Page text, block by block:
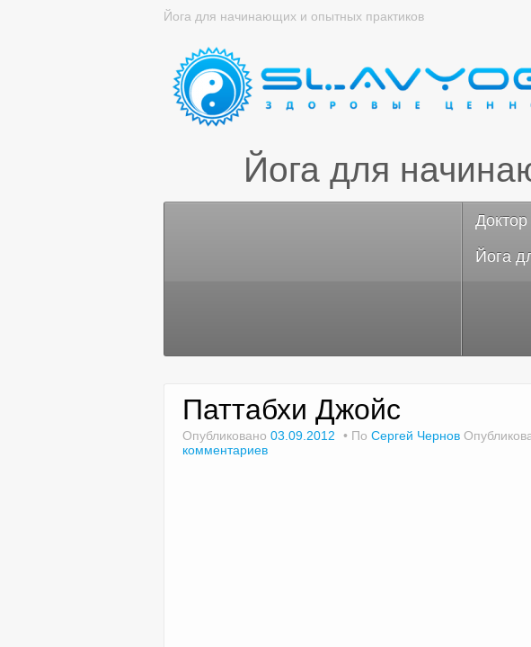
Йога для начинающих и опытных практиков
Йога для
Йога
Паттабхи Джойс
Опубликовано 03.09.2012 По Сергей Чернов
комментариев